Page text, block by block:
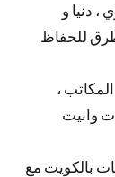
، دنيا و
طرق للحفاظ
،
وانيت
بالكويت مع